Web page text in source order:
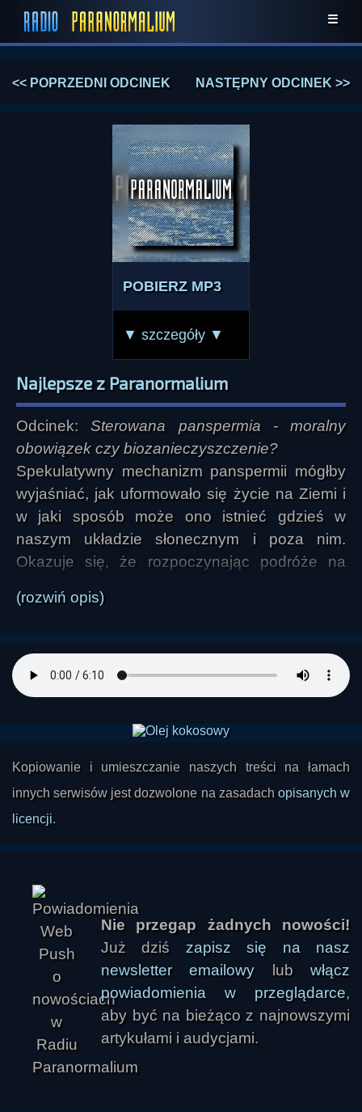
☰
<< POPRZEDNI ODCINEK NASTĘPNY ODCINEK >>
POBIERZ MP3
▼ szczegóły ▼
Najlepsze z Paranormalium
Odcinek:Sterowana panspermia - moralny
obowiązek czy biozanieczyszczenie?
Spekulatywny mechanizm panspermii mógłby
wyjaśniać, jak uformowało się życie na Ziemi i
w jaki sposób może ono istnieć gdzieś w
naszym układzie słonecznym i poza nim.
Okazuje się, że rozpoczynając podróże na
uderzenia meteorytów lub prześlizgując się w
jakie znamy" posiada zdumiewający talent do
przetrwania w najbardziej ekstremalnych
środowiskach.
Co jednak gdyby gatunek ludzki potrafił celowo
wystrzeliwać sondy kosmiczne wyposażone w
małe biologiczne "zestawy startowe" w
kierunku układów gwiezdnych, które
rozprzestrzenienia naszego ziarna pośród
gwiazd?
(rozwiń opis)
Kopiowanie i umieszczanie naszych treści na łamach
innych serwisów jest dozwolone na zasadach opisanych w
licencji.
Nie przegap żadnych nowości!
Już dziś zapisz się na nasz
newsletter emailowy lubwłącz
powiadomienia w przeglądarce,
aby być na bieżąco z najnowszymi
artykułami i audycjami.